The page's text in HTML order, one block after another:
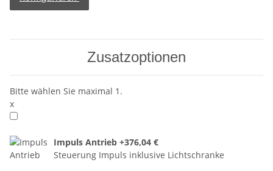
Zusatzoptionen
Bitte wählen Sie maximal 1.
x
Impuls Antrieb +376,04 €
Steuerung Impuls inklusive Lichtschranke